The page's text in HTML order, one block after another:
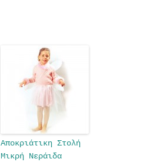
Αποκριάτικη Στολή
Μικρή Νεράιδα